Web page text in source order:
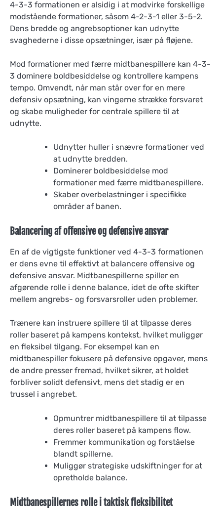
4-3-3 formationen er alsidig i at modvirke forskellige
modstående formationer, såsom 4-2-3-1 eller 3-5-2.
Dens bredde og angrebsoptioner kan udnytte
svaghederne i disse opsætninger, især på fløjene.
Mod formationer med færre midtbanespillere kan 4-3-
3 dominere boldbesiddelse og kontrollere kampens
tempo. Omvendt, når man står over for en mere
defensiv opsætning, kan vingerne strække forsvaret
og skabe muligheder for centrale spillere til at
udnytte.
Udnytter huller i snævre formationer ved
at udnytte bredden.
Dominerer boldbesiddelse mod
formationer med færre midtbanespillere.
Skaber overbelastninger i specifikke
områder af banen.
Balancering af offensive og defensive ansvar
En af de vigtigste funktioner ved 4-3-3 formationen
er dens evne til effektivt at balancere offensive og
defensive ansvar. Midtbanespillerne spiller en
afgørende rolle i denne balance, idet de ofte skifter
mellem angrebs- og forsvarsroller uden problemer.
Trænere kan instruere spillere til at tilpasse deres
roller baseret på kampens kontekst, hvilket muliggør
en fleksibel tilgang. For eksempel kan en
midtbanespiller fokusere på defensive opgaver, mens
de andre presser fremad, hvilket sikrer, at holdet
forbliver solidt defensivt, mens det stadig er en
trussel i angrebet.
Opmuntrer midtbanespillere til at tilpasse
deres roller baseret på kampens flow.
Fremmer kommunikation og forståelse
blandt spillerne.
Muliggør strategiske udskiftninger for at
opretholde balance.
Midtbanespillernes rolle i taktisk fleksibilitet